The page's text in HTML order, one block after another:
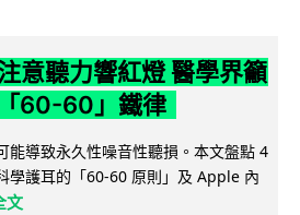
意聽力響紅燈 醫學界籲
60-60」鐵律
能導致永久性噪音性聽損。本文盤點 4
學護耳的「60-60 原則」及 Apple 內
文